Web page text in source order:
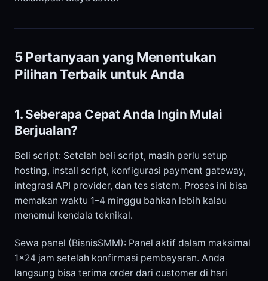
5 Pertanyaan yang Menentukan
Pilihan Terbaik untuk Anda
1. Seberapa Cepat Anda Ingin Mulai
Berjualan?
Beli script: Setelah beli script, masih perlu setup
hosting, install script, konfigurasi payment gateway,
integrasi API provider, dan tes sistem. Proses ini bisa
memakan waktu 1–4 minggu bahkan lebih kalau
menemui kendala teknikal.
Sewa panel (BisnisSMM): Panel aktif dalam maksimal
1×24 jam setelah konfirmasi pembayaran. Anda
langsung bisa terima order dari customer di hari